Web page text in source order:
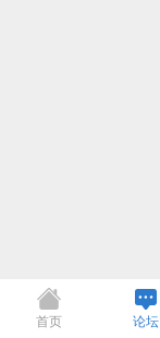
首页 论坛